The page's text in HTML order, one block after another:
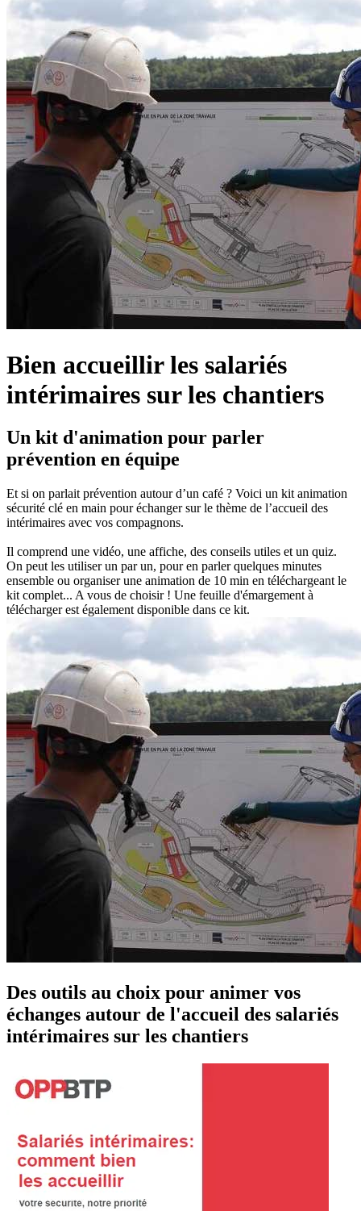
Bien accueillir les salariés
intérimaires sur les chantiers
Un kit d'animation pour parler
prévention en équipe
Et si on parlait prévention autour d’un café ? Voici un kit animation
sécurité clé en main pour échanger sur le thème de l’accueil des
intérimaires avec vos compagnons.
Il comprend une vidéo, une affiche, des conseils utiles et un quiz.
On peut les utiliser un par un, pour en parler quelques minutes
ensemble ou organiser une animation de 10 min en téléchargeant le
kit complet... A vous de choisir ! Une feuille d'émargement à
télécharger est également disponible dans ce kit.
Des outils au choix pour animer vos
échanges autour de l'accueil des salariés
intérimaires sur les chantiers